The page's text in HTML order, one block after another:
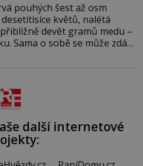
pouhých šest až osm
květů, nalétá
devět gramů medu –
Sama o sobě se může zdát
další internetové